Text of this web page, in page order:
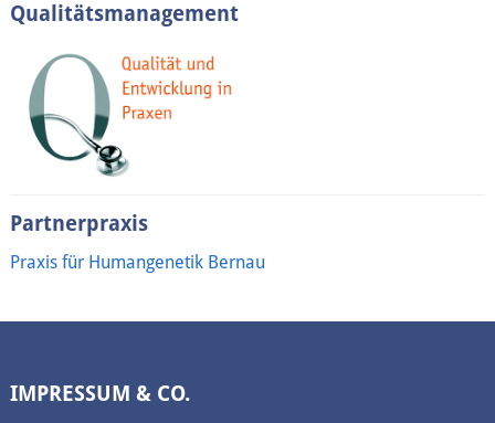
Qualitätsmanagement
Partnerpraxis
Praxis für Humangenetik Bernau
IMPRESSUM & CO.